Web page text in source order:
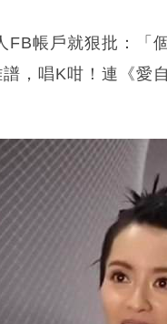
帳戶就狠批：「
，唱K咁！連《愛